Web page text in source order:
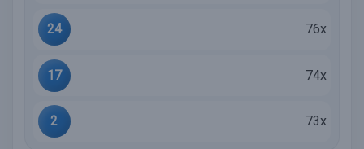
24 76x
17 74x
2 73x